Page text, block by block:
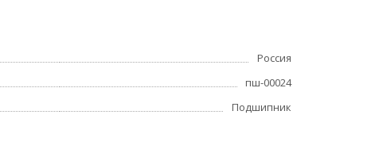
Россия
пш-00024
Подшипник